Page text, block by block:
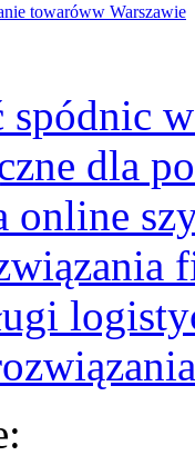
towaróww Warszawie
spódnic
dla
online